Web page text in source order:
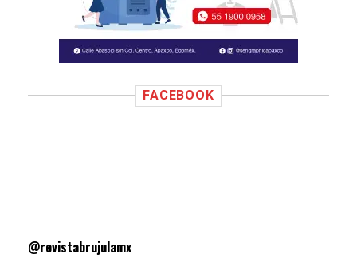
FACEBOOK
@revistabrujulamx